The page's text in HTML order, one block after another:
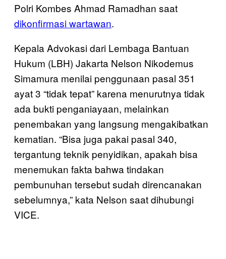
Polri Kombes Ahmad Ramadhan saat
dikonfirmasi wartawan.
Kepala Advokasi dari Lembaga Bantuan
Hukum (LBH) Jakarta Nelson Nikodemus
Simamura menilai penggunaan pasal 351
ayat 3 “tidak tepat” karena menurutnya tidak
ada bukti penganiayaan, melainkan
penembakan yang langsung mengakibatkan
kematian. “Bisa juga pakai pasal 340,
tergantung teknik penyidikan, apakah bisa
menemukan fakta bahwa tindakan
pembunuhan tersebut sudah direncanakan
sebelumnya,” kata Nelson saat dihubungi
VICE.